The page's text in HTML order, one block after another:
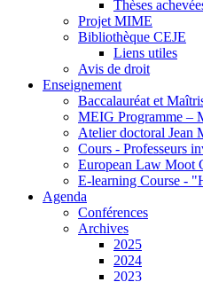
Thèses
Projet MIME
Bibliothèque CEJE
Liens utiles
Avis de droit
Enseignement
Baccalauréat et
MEIG Programme –
Atelier doctoral Jean
Cours - Professeurs
European Law Moot
E-learning Course -
Agenda
Conférences
Archives
2025
2024
2023